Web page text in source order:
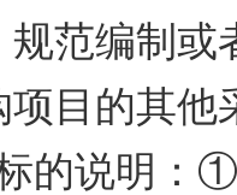
范编制
目的其他
标的说明